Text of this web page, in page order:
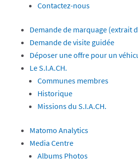
Contactez-nous
Demande de marquage (extrait
Demande de visite guidée
Déposer une offre pour un
Le S.I.A.CH.
Communes membres
Historique
Missions du S.I.A.CH.
Matomo Analytics
Media Centre
Albums Photos